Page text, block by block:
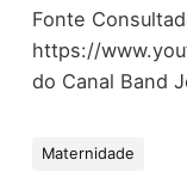
Fonte
https://
do Canal Band
Maternidade